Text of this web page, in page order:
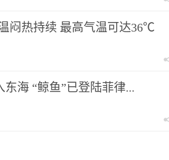
闷热持续 最高气温可达36℃
东海 “鲸鱼”已登陆菲律...